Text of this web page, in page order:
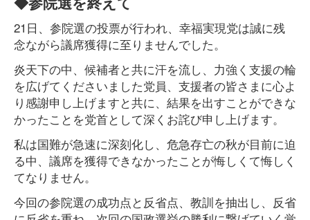
21日、参院選の投票が行われ、幸福実現党は誠に残
念ながら議席獲得に至りませんでした。
炎天下の中、候補者と共に汗を流し、力強く支援の輪
を広げてくださいました党員、支援者の皆さまに心よ
り感謝申し上げますと共に、結果を出すことができな
かったことを党首として深くお詫び申し上げます。
私は国難が急速に深刻化し、危急存亡の秋が目前に迫
る中、議席を獲得できなかったことが悔しくて悔しく
てなりません。
今回の参院選の成功点と反省点、教訓を抽出し、反省